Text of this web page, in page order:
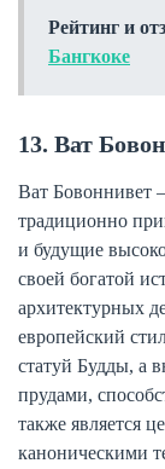
Рейтинг и
Бангкоке
13. Ват
Ват Бовоннивет
традиционно
и будущие
своей богатой
архитектурных
европейский
статуй Будды, а
прудами,
также является
каноническими